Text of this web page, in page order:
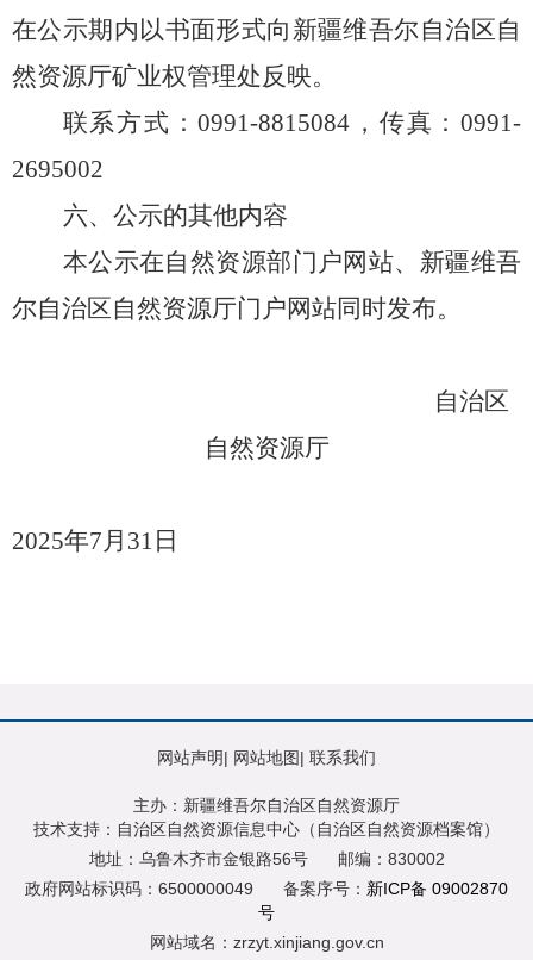
在公示期内以书面形式向新疆维吾尔自治区自
然资源厅矿业权管理处反映。
联系方式：0991-8815084 ，传真： 0991-
2695002
六、公示的其他内容
本公示在自然资源部门户网站、新疆维吾
尔自治区自然资源厅门户网站同时发布。
自治区
自然资源厅
2025年7月 31 日
网站声明| 网站地图| 联系我们
主办：新疆维吾尔自治区自然资源厅
技术支持：自治区自然资源信息中心（自治区自然资源档案馆）
地址：乌鲁木齐市金银路56号
邮编：830002
政府网站标识码：6500000049
备案序号： 新ICP备 09002870
号
网站域名：zrzyt.xinjiang.gov.cn